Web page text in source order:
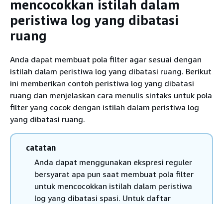
mencocokkan istilah dalam
peristiwa log yang dibatasi
ruang
Anda dapat membuat pola filter agar sesuai dengan
istilah dalam peristiwa log yang dibatasi ruang. Berikut
ini memberikan contoh peristiwa log yang dibatasi
ruang dan menjelaskan cara menulis sintaks untuk pola
filter yang cocok dengan istilah dalam peristiwa log
yang dibatasi ruang.
catatan
Anda dapat menggunakan ekspresi reguler
bersyarat apa pun saat membuat pola filter
untuk mencocokkan istilah dalam peristiwa
log yang dibatasi spasi. Untuk daftar